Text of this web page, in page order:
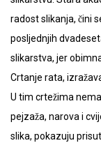
radost slikanja, čini
posljednjih
slikarstva, jer
Crtanje rata,
U tim crtežima
pejzaža, narova i
slika, pokazuju